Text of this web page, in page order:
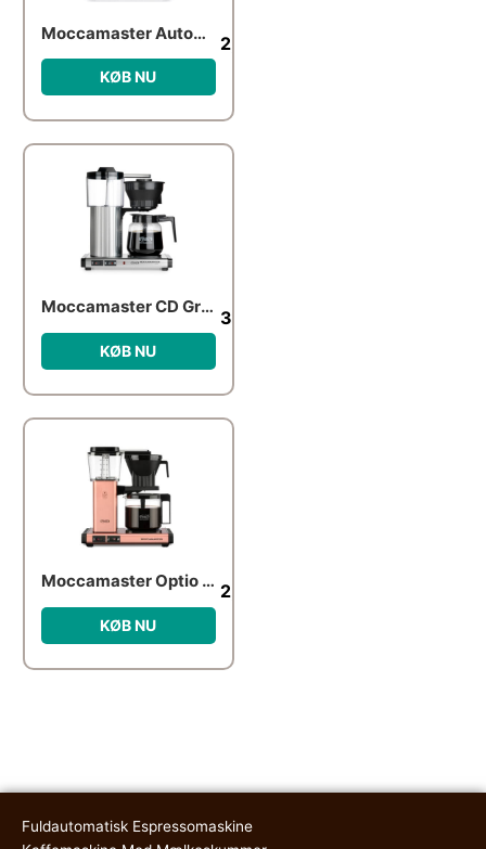
Moccamaster Automatic – Stone Grey 2,299.00
KØB NU
Moccamaster CD Grand AO kaffemaskine 3,599.00
KØB NU
Moccamaster Optio kaffemaskine, roséguld 2,799.00
KØB NU
Fuldautomatisk Espressomaskine